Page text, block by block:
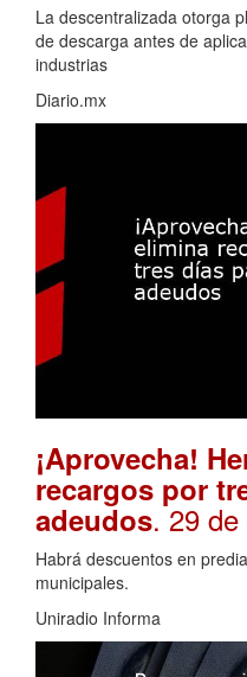
La descentralizada otorga
de descarga antes de
industrias
Diario.mx
¡Aprovecha!
recargos por
adeudos. 29
Habrá descuentos en
municipales.
Uniradio Informa